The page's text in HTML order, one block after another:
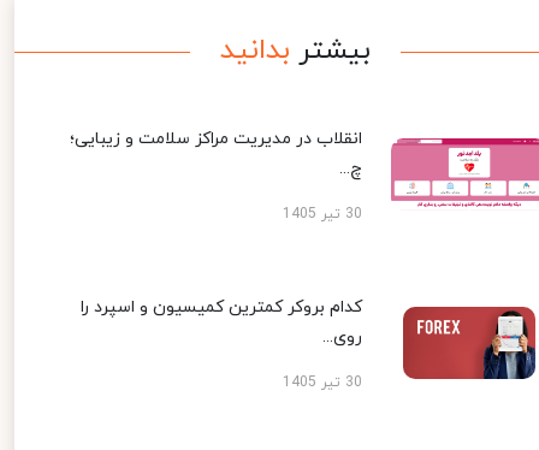
بیشتر بدانید
انقلاب در مدیریت مراکز سلامت و زیبایی؛
چ...
30 تیر 1405
کدام بروکر کمترین کمیسیون و اسپرد را
روی...
30 تیر 1405